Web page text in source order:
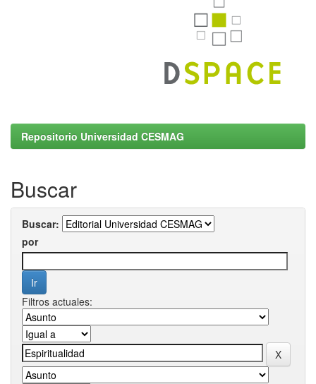
Repositorio Universidad CESMAG
Buscar
Buscar:
por
Filtros actuales: